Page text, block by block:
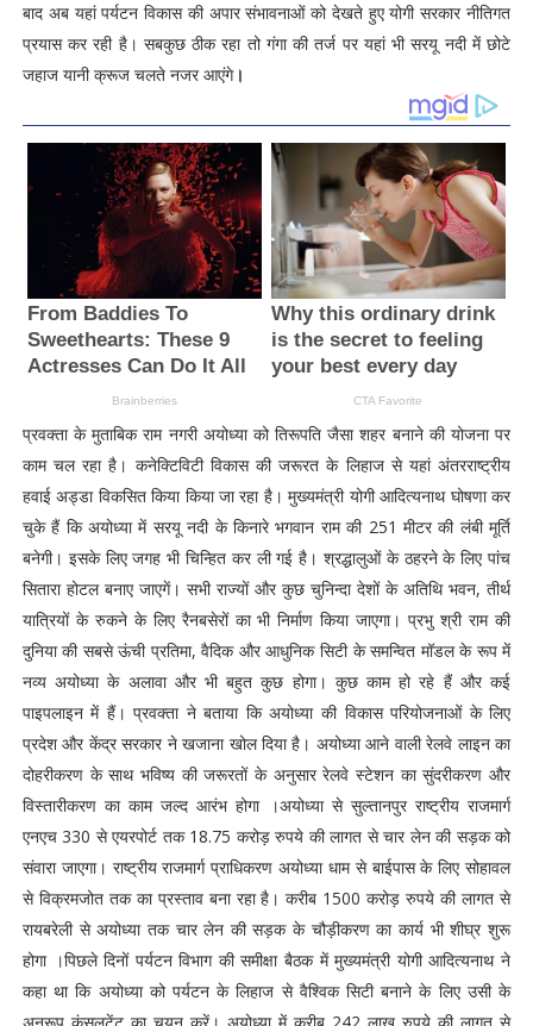
बाद अब यहां पर्यटन विकास की अपार संभावनाओं को देखते हुए योगी सरकार नीतिगत
प्रयास कर रही है। सबकुछ ठीक रहा तो गंगा की तर्ज पर यहां भी सरयू नदी में छोटे
जहाज यानी क्रूज चलते नजर आएंगे।
प्रवक्ता के मुताबिक राम नगरी अयोध्या को तिरूपति जैसा शहर बनाने की योजना पर
काम चल रहा है। कनेक्टिविटी विकास की जरूरत के लिहाज से यहां अंतरराष्ट्रीय
हवाई अड्डा विकसित किया किया जा रहा है। मुख्यमंत्री योगी आदित्यनाथ घोषणा कर
चुके हैं कि अयोध्या में सरयू नदी के किनारे भगवान राम की 251 मीटर की लंबी मूर्ति
बनेगी। इसके लिए जगह भी चिन्हित कर ली गई है। श्रद्धालुओं के ठहरने के लिए पांच
सितारा होटल बनाए जाएगें। सभी राज्यों और कुछ चुनिन्दा देशों के अतिथि भवन, तीर्थ
यात्रियों के रुकने के लिए रैनबसेरों का भी निर्माण किया जाएगा। प्रभु श्री राम की
दुनिया की सबसे ऊंची प्रतिमा, वैदिक और आधुनिक सिटी के समन्वित मॉडल के रूप में
नव्य अयोध्या के अलावा और भी बहुत कुछ होगा। कुछ काम हो रहे हैं और कई
पाइपलाइन में हैं। प्रवक्ता ने बताया कि अयोध्या की विकास परियोजनाओं के लिए
प्रदेश और केंद्र सरकार ने खजाना खोल दिया है। अयोध्या आने वाली रेलवे लाइन का
दोहरीकरण के साथ भविष्य की जरूरतों के अनुसार रेलवे स्टेशन का सुंदरीकरण और
विस्तारीकरण का काम जल्द आरंभ होगा ।अयोध्या से सुल्तानपुर राष्ट्रीय राजमार्ग
एनएच 330 से एयरपोर्ट तक 18.75 करोड़ रुपये की लागत से चार लेन की सड़क को
संवारा जाएगा। राष्ट्रीय राजमार्ग प्राधिकरण अयोध्या धाम से बाईपास के लिए सोहावल
से विक्रमजोत तक का प्रस्ताव बना रहा है। करीब 1500 करोड़ रुपये की लागत से
रायबरेली से अयोध्या तक चार लेन की सड़क के चौड़ीकरण का कार्य भी शीघ्र शुरू
होगा ।पिछले दिनों पर्यटन विभाग की समीक्षा बैठक में मुख्यमंत्री योगी आदित्यनाथ ने
कहा था कि अयोध्या को पर्यटन के लिहाज से वैश्विक सिटी बनाने के लिए उसी के